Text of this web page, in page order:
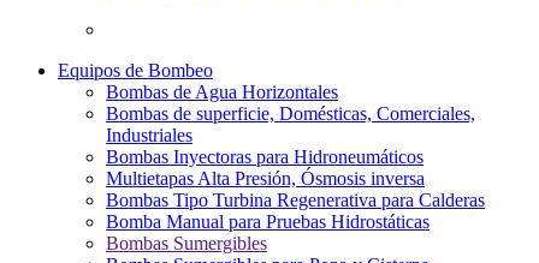
Equipos de Bombeo
Bombas de Agua Horizontales
Bombas de superficie, Domésticas, Comerciales,
Industriales
Bombas Inyectoras para Hidroneumáticos
Multietapas Alta Presión, Ósmosis inversa
Bombas Tipo Turbina Regenerativa para Calderas
Bomba Manual para Pruebas Hidrostáticas
Bombas Sumergibles